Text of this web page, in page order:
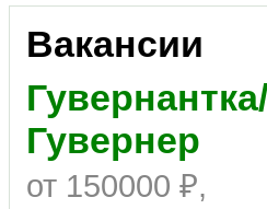
Вакансии
Гувернантка/
Гувернер
от 150000 ₽,